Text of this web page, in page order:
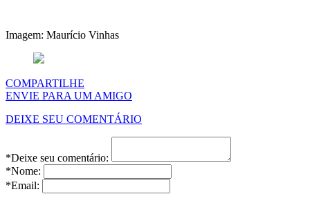
Imagem: Maurício Vinhas
COMPARTILHE
ENVIE PARA UM AMIGO
DEIXE SEU COMENTÁRIO
*Deixe seu comentário:
*Nome:
*Email: